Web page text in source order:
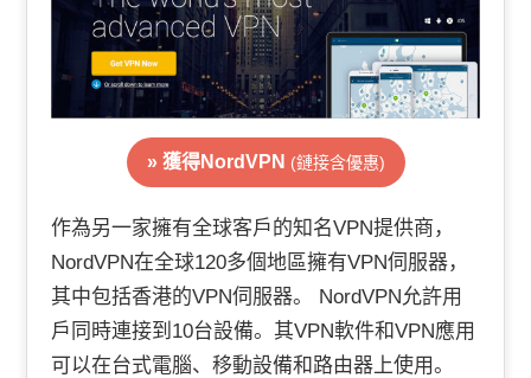
» 獲得NordVPN (鏈接含優惠)
作為另一家擁有全球客戶的知名VPN提供商，
NordVPN在全球120多個地區擁有VPN伺服器，
其中包括香港的VPN伺服器。 NordVPN允許用
戶同時連接到10台設備。其VPN軟件和VPN應用
可以在台式電腦、移動設備和路由器上使用。